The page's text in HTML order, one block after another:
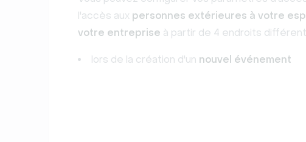
l'accès aux personnes extérieures à votre
votre entreprise à partir de 4 endroits
lors de la création d'un nouvel événement